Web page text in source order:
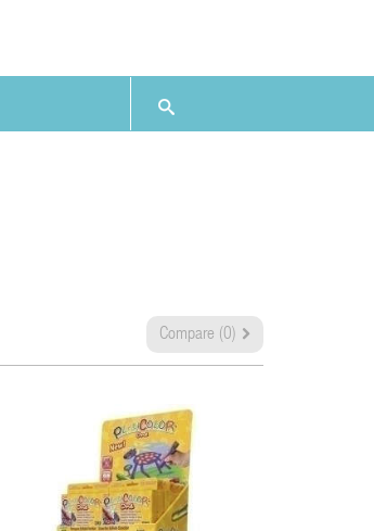
Compare (0)